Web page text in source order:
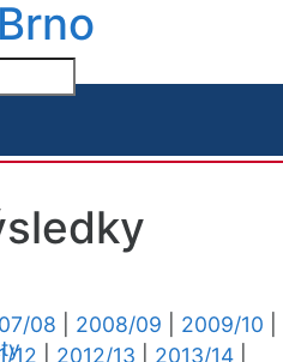
08 2008/09 2009/10
12 2012/13 2013/14